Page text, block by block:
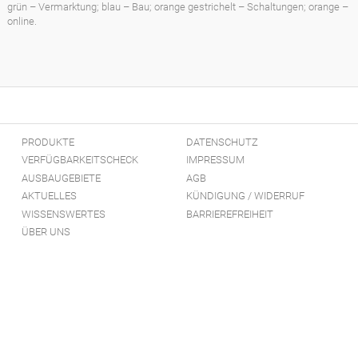
grün – Vermarktung; blau – Bau; orange gestrichelt – Schaltungen; orange –
online.
PRODUKTE
VERFÜGBARKEITSCHECK
AUSBAUGEBIETE
AKTUELLES
WISSENSWERTES
ÜBER UNS
DATENSCHUTZ
IMPRESSUM
AGB
KÜNDIGUNG / WIDERRUF
BARRIEREFREIHEIT